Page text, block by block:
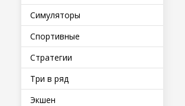
Симуляторы
Спортивные
Стратегии
Три в ряд
Экшен